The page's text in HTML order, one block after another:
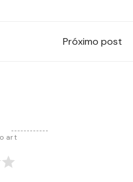
Próximo post
art